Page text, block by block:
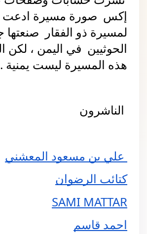
هذه المسيرة ليست يمنية .
الناشرون
علي بن مسعود المعشني
كتائب الرضوان
SAMI MATTAR
احمد قاسم